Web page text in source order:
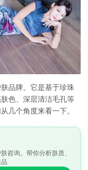
品牌。它是基于珍珠
色、深层清洁毛孔等
几个角度来看一下。
咨询。帮你分析肤质、